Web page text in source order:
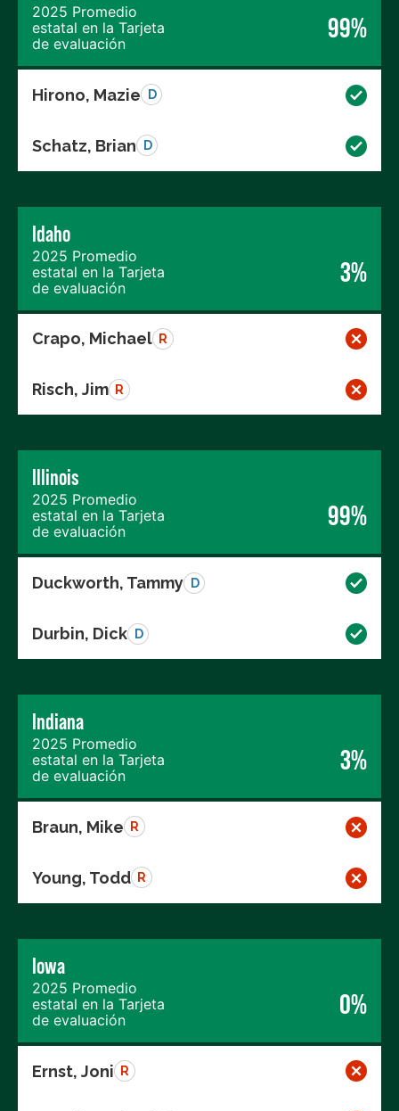
2025 Promedio
estatal en la Tarjeta
de evaluación
99%
Hirono, Mazie D
Schatz, Brian D
Idaho
2025 Promedio
estatal en la Tarjeta
de evaluación
3%
Crapo, Michael R
Risch, Jim R
Illinois
2025 Promedio
estatal en la Tarjeta
de evaluación
99%
Duckworth, Tammy D
Durbin, Dick D
Indiana
2025 Promedio
estatal en la Tarjeta
de evaluación
3%
Braun, Mike R
Young, Todd R
Iowa
2025 Promedio
estatal en la Tarjeta
de evaluación
0%
Ernst, Joni R